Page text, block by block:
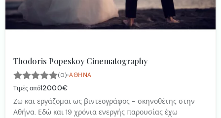
Thodoris Popeskoy Cinematography
(0)·ΑΘΉΝΑ
Τιμές από1200.0€
Ζω και εργάζομαι ως βιντεογράφος - σκηνοθέτης στην
Αθήνα. Εδώ και 19 χρόνια ενεργής παρουσίας έχω